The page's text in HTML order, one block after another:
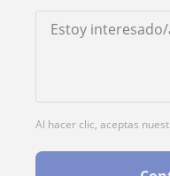
Al hacer clic, aceptas